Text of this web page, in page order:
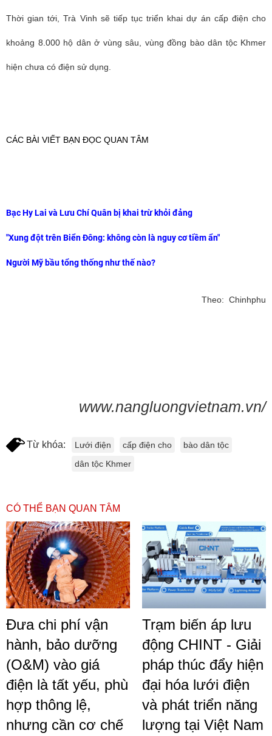
Thời gian tới, Trà Vinh sẽ tiếp tục triển khai dự án cấp điện cho
khoảng 8.000 hộ dân ở vùng sâu, vùng đồng bào dân tộc Khmer
hiện chưa có điện sử dụng.
CÁC BÀI VIẾT BẠN ĐỌC QUAN TÂM
Bạc Hy Lai và Lưu Chí Quân bị khai trừ khỏi đảng
"Xung đột trên Biển Đông: không còn là nguy cơ tiềm ẩn"
Người Mỹ bầu tổng thống như thế nào?
Theo: Chinhphu
www.nangluongvietnam.vn/
Từ khóa: Lưới điện cấp điện cho
bào dân tộc
dân tộc Khmer
CÓ THỂ BẠN QUAN TÂM
Đưa chi phí vận
hành, bảo dưỡng
(O&M) vào giá
điện là tất yếu, phù
hợp thông lệ,
nhưng cần cơ chế
Trạm biến áp lưu
động CHINT - Giải
pháp thúc đẩy hiện
đại hóa lưới điện
và phát triển năng
lượng tại Việt Nam